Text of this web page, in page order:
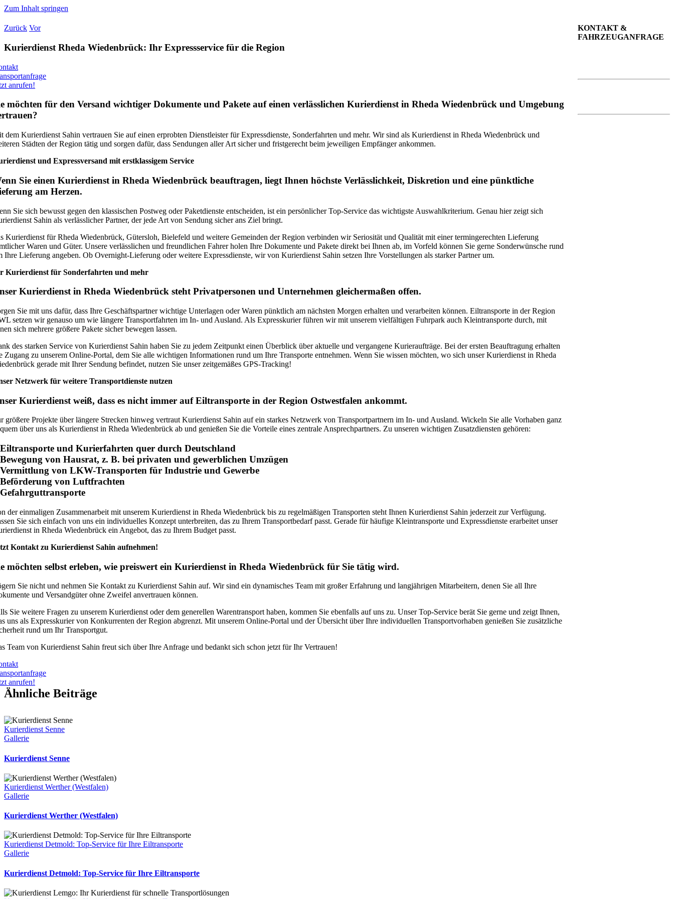
Zum Inhalt springen
Zurück Vor
Kurierdienst Rheda Wiedenbrück: Ihr Expressservice für die Region
anrufen!
möchten für den Versand wichtiger Dokumente und Pakete auf einen verlässlichen Kurierdienst in Rheda Wiedenbrück und Umgebung
dem Kurierdienst Sahin vertrauen Sie auf einen erprobten Dienstleister für Expressdienste, Sonderfahrten und mehr. Wir sind als Kurierdienst in Rheda Wiedenbrück und
Städten der Region tätig und sorgen dafür, dass Sendungen aller Art sicher und fristgerecht beim jeweiligen Empfänger ankommen.
und Expressversand mit erstklassigem Service
Sie einen Kurierdienst in Rheda Wiedenbrück beauftragen, liegt Ihnen höchste Verlässlichkeit, Diskretion und eine pünktliche
am Herzen.
Sie sich bewusst gegen den klassischen Postweg oder Paketdienste entscheiden, ist ein persönlicher Top-Service das wichtigste Auswahlkriterium. Genau hier zeigt sich
Sahin als verlässlicher Partner, der jede Art von Sendung sicher ans Ziel bringt.
Kurierdienst für Rheda Wiedenbrück, Gütersloh, Bielefeld und weitere Gemeinden der Region verbinden wir Seriosität und Qualität mit einer termingerechten Lieferung
Waren und Güter. Unsere verlässlichen und freundlichen Fahrer holen Ihre Dokumente und Pakete direkt bei Ihnen ab, im Vorfeld können Sie gerne Sonderwünsche rund
Ihre Lieferung angeben. Ob Overnight-Lieferung oder weitere Expressdienste, wir von Kurierdienst Sahin setzen Ihre Vorstellungen als starker Partner um.
Kurierdienst für Sonderfahrten und mehr
Kurierdienst in Rheda Wiedenbrück steht Privatpersonen und Unternehmen gleichermaßen offen.
Sie mit uns dafür, dass Ihre Geschäftspartner wichtige Unterlagen oder Waren pünktlich am nächsten Morgen erhalten und verarbeiten können. Eiltransporte in der Region
setzen wir genauso um wie längere Transportfahrten im In- und Ausland. Als Expresskurier führen wir mit unserem vielfältigen Fuhrpark auch Kleintransporte durch, mit
sich mehrere größere Pakete sicher bewegen lassen.
des starken Service von Kurierdienst Sahin haben Sie zu jedem Zeitpunkt einen Überblick über aktuelle und vergangene Kurieraufträge. Bei der ersten Beauftragung erhalten
Zugang zu unserem Online-Portal, dem Sie alle wichtigen Informationen rund um Ihre Transporte entnehmen. Wenn Sie wissen möchten, wo sich unser Kurierdienst in Rheda
gerade mit Ihrer Sendung befindet, nutzen Sie unser zeitgemäßes GPS-Tracking!
Netzwerk für weitere Transportdienste nutzen
Kurierdienst weiß, dass es nicht immer auf Eiltransporte in der Region Ostwestfalen ankommt.
größere Projekte über längere Strecken hinweg vertraut Kurierdienst Sahin auf ein starkes Netzwerk von Transportpartnern im In- und Ausland. Wickeln Sie alle Vorhaben ganz
über uns als Kurierdienst in Rheda Wiedenbrück ab und genießen Sie die Vorteile eines zentrale Ansprechpartners. Zu unseren wichtigen Zusatzdiensten gehören:
und Kurierfahrten quer durch Deutschland
von Hausrat, z. B. bei privaten und gewerblichen Umzügen
von LKW-Transporten für Industrie und Gewerbe
von Luftfrachten
der einmaligen Zusammenarbeit mit unserem Kurierdienst in Rheda Wiedenbrück bis zu regelmäßigen Transporten steht Ihnen Kurierdienst Sahin jederzeit zur Verfügung.
Sie sich einfach von uns ein individuelles Konzept unterbreiten, das zu Ihrem Transportbedarf passt. Gerade für häufige Kleintransporte und Expressdienste erarbeitet unser
in Rheda Wiedenbrück ein Angebot, das zu Ihrem Budget passt.
Kontakt zu Kurierdienst Sahin aufnehmen!
möchten selbst erleben, wie preiswert ein Kurierdienst in Rheda Wiedenbrück für Sie tätig wird.
Sie nicht und nehmen Sie Kontakt zu Kurierdienst Sahin auf. Wir sind ein dynamisches Team mit großer Erfahrung und langjährigen Mitarbeitern, denen Sie all Ihre
und Versandgüter ohne Zweifel anvertrauen können.
Sie weitere Fragen zu unserem Kurierdienst oder dem generellen Warentransport haben, kommen Sie ebenfalls auf uns zu. Unser Top-Service berät Sie gerne und zeigt Ihnen,
uns als Expresskurier von Konkurrenten der Region abgrenzt. Mit unserem Online-Portal und der Übersicht über Ihre individuellen Transportvorhaben genießen Sie zusätzliche
rund um Ihr Transportgut.
Team von Kurierdienst Sahin freut sich über Ihre Anfrage und bedankt sich schon jetzt für Ihr Vertrauen!
anrufen!
Ähnliche Beiträge
Kurierdienst Senne
Gallerie
Kurierdienst Senne
Kurierdienst Werther (Westfalen)
Gallerie
Kurierdienst Werther (Westfalen)
Kurierdienst Detmold: Top-Service für Ihre Eiltransporte
Gallerie
Kurierdienst Detmold: Top-Service für Ihre Eiltransporte
KONTAKT &
FAHRZEUGANFRAGE